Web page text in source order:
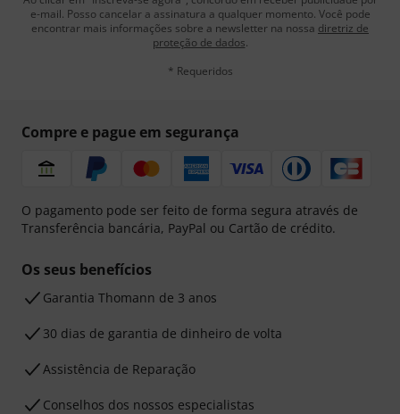
e-mail. Posso cancelar a assinatura a qualquer momento. Você pode
encontrar mais informações sobre a newsletter na nossa diretriz de
proteção de dados.
* Requeridos
Compre e pague em segurança
O pagamento pode ser feito de forma segura através de
Transferência bancária, PayPal ou Cartão de crédito.
Os seus benefícios
Garantia Thomann de 3 anos
30 dias de garantia de dinheiro de volta
Assistência de Reparação
Conselhos dos nossos especialistas